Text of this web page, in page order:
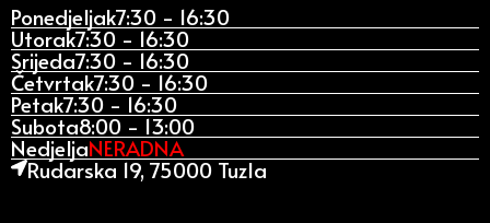
Ponedjeljak7:30 - 16:30
Utorak7:30 - 16:30
Srijeda7:30 - 16:30
Četvrtak7:30 - 16:30
Petak7:30 - 16:30
Subota8:00 - 13:00
NedjeljaNERADNA
Rudarska 19, 75000 Tuzla